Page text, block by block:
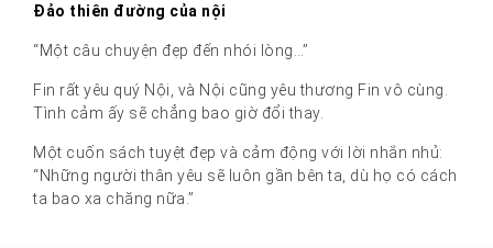
Đảo thiên đường của nội
“Một câu chuyện đẹp đến nhói lòng…”
Fin rất yêu quý Nội, và Nội cũng yêu thương Fin vô cùng.
Tình cảm ấy sẽ chẳng bao giờ đổi thay.
Một cuốn sách tuyệt đẹp và cảm động với lời nhắn nhủ:
“Những người thân yêu sẽ luôn gần bên ta, dù họ có cách
ta bao xa chăng nữa.”